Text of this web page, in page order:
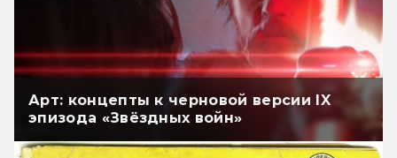
Арт: концепты к черновой версии IX
эпизода «Звёздных войн»